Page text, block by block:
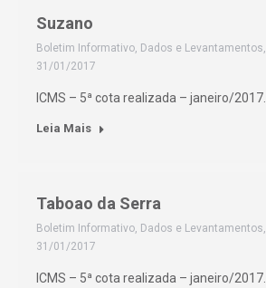
Suzano
Boletim Informativo, Dados e Levantamentos,
31/01/2017
ICMS – 5ª cota realizada – janeiro/2017.
Leia Mais
Taboao da Serra
Boletim Informativo, Dados e Levantamentos,
31/01/2017
ICMS – 5ª cota realizada – janeiro/2017.